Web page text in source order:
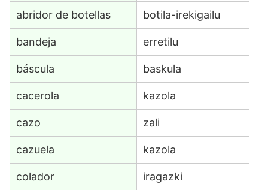
abridor de botellas botila-irekigailu
bandeja erretilu
báscula baskula
cacerola kazola
cazo zali
cazuela kazola
colador iragazki